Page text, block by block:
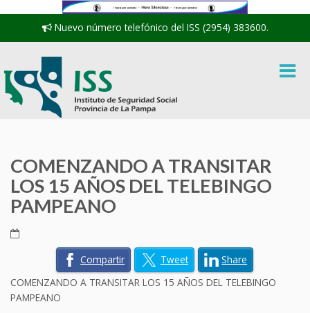
Nuevo número telefónico del ISS (2954) 383600.
COMENZANDO A TRANSITAR
LOS 15 AÑOS DEL TELEBINGO
PAMPEANO
Compartir Tweet
Share
COMENZANDO A TRANSITAR LOS 15 AÑOS DEL TELEBINGO
PAMPEANO